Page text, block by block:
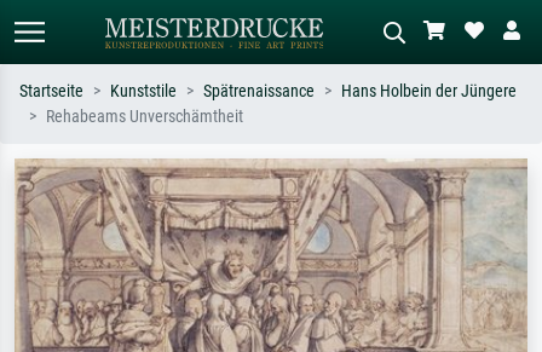
Suchen Sie nach Künstlern, Werktiteln
oder Stilen – z.B. Monet,
Sternennacht, Impressionismus, Welle
Hokusai, Akt.
Beschreiben Sie die Szene – z.B. Grüne
Wiese, Abstrakt mit viel Rot, Dunkles
Ölgemälde, Stehender Akt neben einem
Baum.
Startseite Kunststile Spätrenaissance
Hans Holbein der Jüngere
Rehabeams Unverschämtheit